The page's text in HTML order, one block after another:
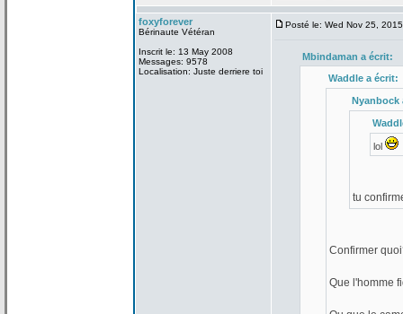
foxyforever
Bérinaute Vétéran
Inscrit le: 13 May 2008
Messages: 9578
Localisation: Juste derriere toi
Posté le: Wed Nov 25,
Mbindaman a écrit:
Waddle aécrit:
Nyanbock
lol
tu
Confirmer
Que l'homme